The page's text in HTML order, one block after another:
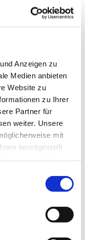
Anzeigen zu
Medien anbieten
Website zu
zu Ihrer
Partner für
weiter. Unsere
mit
bereitgestellt
auch